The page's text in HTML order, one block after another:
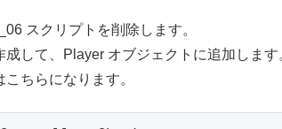
スクリプトを削除します。
して、Player オブジェクトに追加します
ちらになります。